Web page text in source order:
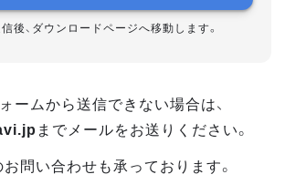
後、ダウンロードページへ移動します。
ームから送信できない場合は、
までメールをお送りください。
問い合わせも承っております。